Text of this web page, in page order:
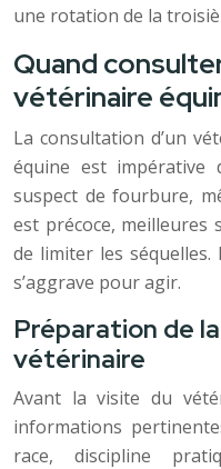
une rotation de la
Quand
vétérinaire
La consultation d’un
équine est impérative
suspect de fourbure,
est précoce, meilleures
de limiter les séquelles.
s’aggrave pour agir.
Préparation de
vétérinaire
Avant la visite du
informations
race, discipline